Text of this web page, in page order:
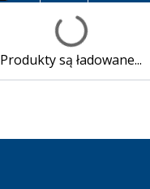
Produkty są ładowane...